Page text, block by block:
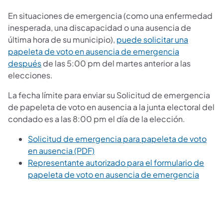
En situaciones de emergencia (como una enfermedad
inesperada, una discapacidad o una ausencia de
última hora de su municipio), puede solicitar una
papeleta de voto en ausencia de emergencia
despuésde las 5:00 pm del martes anterior a las
elecciones.
La fecha límite para enviar su Solicitud de emergencia
de papeleta de voto en ausencia a la junta electoral del
condado es a las 8:00 pm el día de la elección.
Solicitud de emergencia para papeleta de voto
en ausencia (PDF)
Representante autorizado para el formulario de
papeleta de voto en ausencia de emergencia